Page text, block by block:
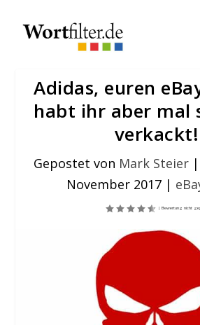
Adidas, euren
habt ihr aber mal
verkackt!
Gepostet von Mark Steier|
November 2017|